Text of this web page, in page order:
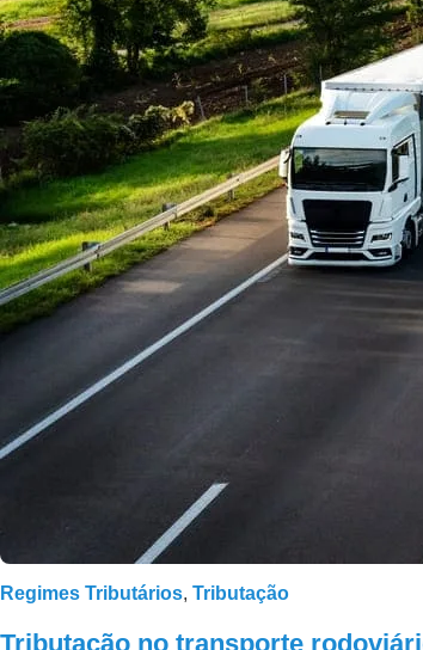
Regimes Tributários, Tributação
Tributação no transporte